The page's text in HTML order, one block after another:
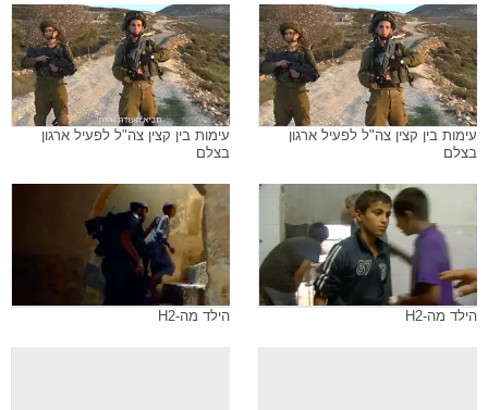
עימות בין קצין צה"ל לפעיל ארגון
בצלם
עימות בין קצין צה"ל לפעיל ארגון
בצלם
הילד מה-H2 הילד מה-H2